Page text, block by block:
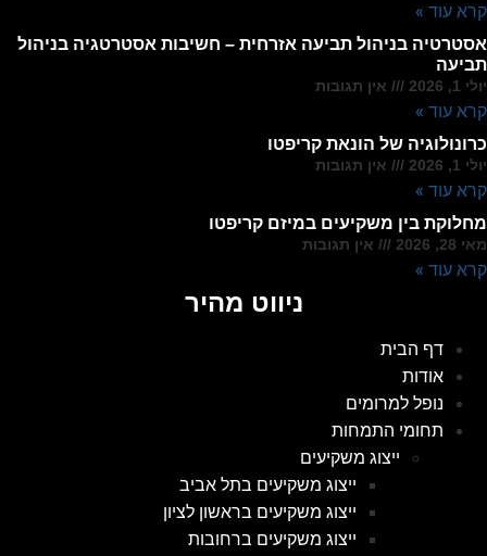
קרא עוד »
אסטרטיה בניהול תביעה אזרחית – חשיבות אסטרטגיה בניהול
תביעה
יולי 1, 2026 אין תגובות
קרא עוד »
כרונולוגיה של הונאת קריפטו
יולי 1, 2026 אין תגובות
קרא עוד »
מחלוקת בין משקיעים במיזם קריפטו
מאי 28, 2026 אין תגובות
קרא עוד »
ניווט מהיר
דף הבית
אודות
נופל למרומים
תחומי התמחות
ייצוג משקיעים
ייצוג משקיעים בתל אביב
ייצוג משקיעים בראשון לציון
ייצוג משקיעים ברחובות